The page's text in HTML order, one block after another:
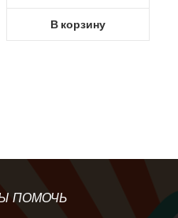
В корзину
ПОМОЧЬ